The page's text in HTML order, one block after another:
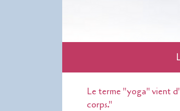
Le terme "yoga" vient
corps."